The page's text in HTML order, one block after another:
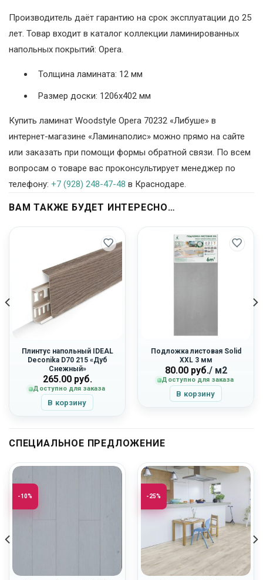
Производитель даёт гарантию на срок эксплуатации до 25
лет. Товар входит в каталог коллекции ламинированных
напольных покрытий: Opera.
Толщина ламината: 12 мм
Размер доски: 1206х402 мм
Купить ламинат Woodstyle Opera 70232 «Либуше» в
интернет-магазине «Ламинаполис» можно прямо на сайте
или заказать при помощи формы обратной связи. По всем
вопросам о товаре вас проконсультирует менеджер по
телефону: +7 (928) 248-47-48 в Краснодаре.
ВАМ ТАКЖЕ БУДЕТ ИНТЕРЕСНО…
Плинтус напольный IDEAL
Deconika D70 215 «Дуб
Снежный»
265.00руб.
Доступно для заказа
В корзину
Подложка листовая Solid
XXL 3 мм
80.00руб./ м2
Доступно для заказа
В корзину
СПЕЦИАЛЬНОЕ ПРЕДЛОЖЕНИЕ
-10% -25%